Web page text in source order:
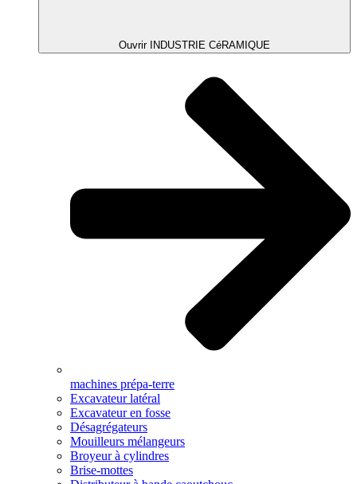
Ouvrir INDUSTRIE CéRAMIQUE
machines prépa-terre
Excavateur latéral
Excavateur en fosse
Désagrégateurs
Mouilleurs mélangeurs
Broyeur à cylindres
Brise-mottes